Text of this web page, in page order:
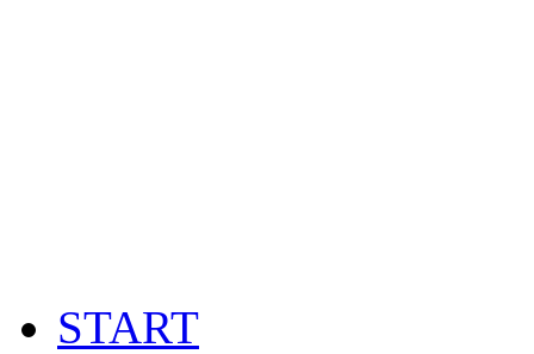
START